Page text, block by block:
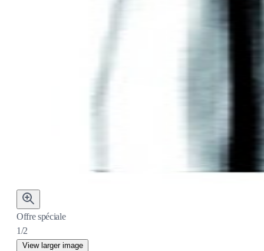
Offre spéciale
1/2
View larger image